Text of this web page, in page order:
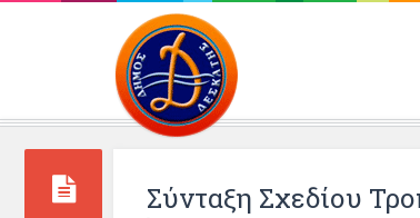
Σύνταξη Σχεδίου